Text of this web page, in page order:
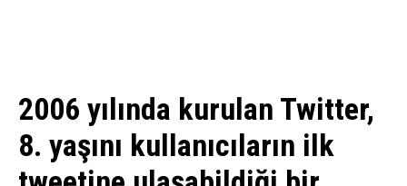
2006 yılında kurulan Twitter,
8. yaşını kullanıcıların ilk